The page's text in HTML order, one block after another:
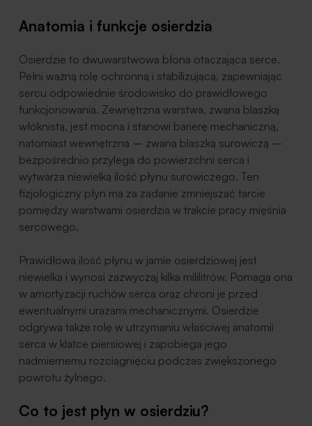
Anatomia i funkcje osierdzia
Osierdzie to dwuwarstwowa błona otaczająca serce.
Pełni ważną rolę ochronną i stabilizującą, zapewniając
sercu odpowiednie środowisko do prawidłowego
funkcjonowania. Zewnętrzna warstwa, zwana blaszką
włóknistą, jest mocna i stanowi barierę mechaniczną,
natomiast wewnętrzna – zwana blaszką surowiczą –
bezpośrednio przylega do powierzchni serca i
wytwarza niewielką ilość płynu surowiczego. Ten
fizjologiczny płyn ma za zadanie zmniejszać tarcie
pomiędzy warstwami osierdzia w trakcie pracy mięśnia
sercowego.
Prawidłowa ilość płynu w jamie osierdziowej jest
niewielka i wynosi zazwyczaj kilka mililitrów. Pomaga ona
w amortyzacji ruchów serca oraz chroni je przed
ewentualnymi urazami mechanicznymi. Osierdzie
odgrywa także rolę w utrzymaniu właściwej anatomii
serca w klatce piersiowej i zapobiega jego
nadmiernemu rozciągnięciu podczas zwiększonego
powrotu żylnego.
Co to jest płyn w osierdziu?